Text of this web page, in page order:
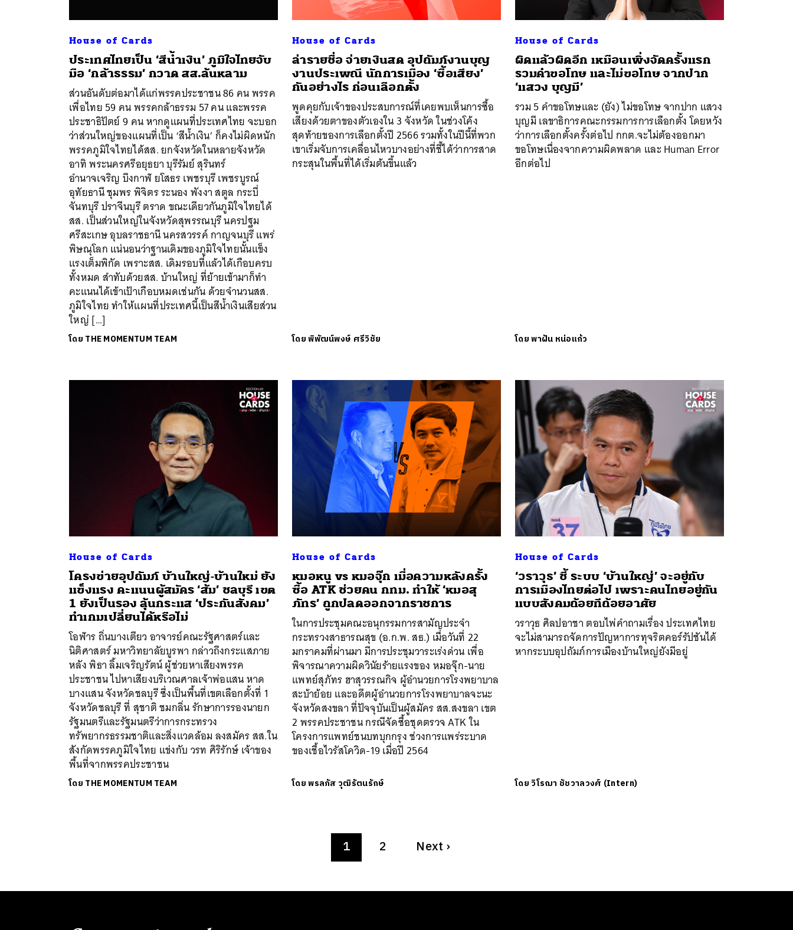
House of Cards
ประเทศไทยเป็น ‘สีน้ำเงิน’ ภูมิใจไทยจับ
มือ ‘กล้าธรรม’ กวาด สส.ล้นหลาม
ส่วนอันดับต่อมาได้แก่พรรคประชาชน 86 คน พรรค
เพื่อไทย 59 คน พรรคกล้าธรรม 57 คน และพรรค
ประชาธิปัตย์ 9 คน หากดูแผนที่ประเทศไทย จะบอก
ว่าส่วนใหญ่ของแผนที่เป็น ‘สีน้ำเงิน’ ก็คงไม่ผิดหนัก
พรรคภูมิใจไทยได้สส. ยกจังหวัดในหลายจังหวัด
อาทิ พระนครศรีอยุธยา บุรีรัมย์ สุรินทร์
อำนาจเจริญ บึงกาฬ ยโสธร เพชรบุรี เพชรบูรณ์
อุทัยธานี ชุมพร พิจิตร ระนอง พังงา สตูล กระบี่
จันทบุรี ปราจีนบุรี ตราด ขณะเดียวกันภูมิใจไทยได้
สส. เป็นส่วนใหญ่ในจังหวัดสุพรรณบุรี นครปฐม
ศรีสะเกษ อุบลราชธานี นครสวรรค์ กาญจนบุรี แพร่
พิษณุโลก แน่นอนว่าฐานเดิมของภูมิใจไทยนั้นแข็ง
แรงเต็มพิกัด เพราะสส. เดิมรอบที่แล้วได้เกือบครบ
ทั้งหมด สำทับด้วยสส. บ้านใหญ่ ที่ย้ายเข้ามาก็ทำ
คะแนนได้เข้าเป้าเกือบหมดเช่นกัน ด้วยจำนวนสส.
ภูมิใจไทย ทำให้แผนที่ประเทศนี้เป็นสีน้ำเงินเสียส่วน
ใหญ่ […]
โดย THE MOMENTUM TEAM
House of Cards
ล่ารายชื่อ จ่ายเงินสด อุปถัมภ์งานบุญ
งานประเพณี นักการเมือง ‘ซื้อเสียง’
กันอย่างไร ก่อนเลือกตั้ง
พูดคุยกับเจ้าของประสบการณ์ที่เคยพบเห็นการซื้อ
เสียงด้วยตาของตัวเองใน 3 จังหวัด ในช่วงโค้ง
สุดท้ายของการเลือกตั้งปี 2566 รวมทั้งในปีนี้ที่พวก
เขาเริ่มจับการเคลื่อนไหวบางอย่างที่ชี้ได้ว่าการสาด
กระสุนในพื้นที่ได้เริ่มต้นขึ้นแล้ว
โดยพิพัฒน์พงษ์ ศรีวิชัย
House of Cards
ผิดแล้วผิดอีก เหมือนเพิ่งจัดครั้งแรก
รวมคำขอโทษ และไม่ขอโทษ จากปาก
‘แสวง บุญมี’
รวม 5 คำขอโทษและ (ยัง) ไม่ขอโทษ จากปาก แสวง
บุญมี เลขาธิการคณะกรรมการการเลือกตั้ง โดยหวัง
ว่าการเลือกตั้งครั้งต่อไป กกต.จะไม่ต้องออกมา
ขอโทษเนื่องจากความผิดพลาด และ Human Error
อีกต่อไป
โดยพาฝัน หน่อแก้ว
House of Cards
โครงข่ายอุปถัมภ์ บ้านใหญ่-บ้านใหม่ ยัง
แข็งแรง คะแนนผู้สมัคร ‘ส้ม’ ชลบุรี เขต
1 ยังเป็นรอง ลุ้นกระแส ‘ประกันสังคม’
ทำเกมเปลี่ยนได้หรือไม่
โอฬาร ถิ่นบางเตียว อาจารย์คณะรัฐศาสตร์และ
นิติศาสตร์ มหาวิทยาลัยบูรพา กล่าวถึงกระแสภาย
หลัง พิธา ลิ้มเจริญรัตน์ ผู้ช่วยหาเสียงพรรค
ประชาชน ไปหาเสียงบริเวณศาลเจ้าพ่อแสน หาด
บางแสน จังหวัดชลบุรี ซึ่งเป็นพื้นที่เขตเลือกตั้งที่ 1
จังหวัดชลบุรี ที่ สุชาติ ชมกลิ่น รักษาการรองนายก
รัฐมนตรีและรัฐมนตรีว่าการกระทรวง
ทรัพยากรธรรมชาติและสิ่งแวดล้อม ลงสมัคร สส.ใน
สังกัดพรรคภูมิใจไทย แข่งกับ วรท ศิริรักษ์ เจ้าของ
พื้นที่จากพรรคประชาชน
โดย THE MOMENTUM TEAM
House of Cards
หมอหนู vs หมอจุ๊ก เมื่อความหลังครั้ง
ซื้อ ATK ช่วยคน กทม. ทำให้ ‘หมอสุ
ภัทร’ ถูกปลดออกจากราชการ
ในการประชุมคณะอนุกรรมการสามัญประจำ
กระทรวงสาธารณสุข (อ.ก.พ. สธ.) เมื่อวันที่ 22
มกราคมที่ผ่านมา มีการประชุมวาระเร่งด่วน เพื่อ
พิจารณาความผิดวินัยร้ายแรงของ หมอจุ๊ก-นาย
แพทย์สุภัทร ฮาสุวรรณกิจ ผู้อำนวยการโรงพยาบาล
สะบ้าย้อย และอดีตผู้อำนวยการโรงพยาบาลจะนะ
จังหวัดสงขลา ที่ปัจจุบันเป็นผู้สมัคร สส.สงขลา เขต
2 พรรคประชาชน กรณีจัดซื้อชุดตรวจ ATK ใน
โครงการแพทย์ชนบทบุกกรุง ช่วงการแพร่ระบาด
ของเชื้อไวรัสโควิด-19 เมื่อปี 2564
โดยพรลภัส วุฒิรัตนรักษ์
House of Cards
‘วราวุธ’ ชี้ ระบบ ‘บ้านใหญ่’ จะอยู่กับ
การเมืองไทยต่อไป เพราะคนไทยอยู่กัน
แบบสังคมถ้อยทีถ้อยอาศัย
วราวุธ ศิลปอาชา ตอบไพ่คำถามเรื่อง ประเทศไทย
จะไม่สามารถจัดการปัญหาการทุจริตคอร์รัปชันได้
หากระบบอุปถัมภ์การเมืองบ้านใหญ่ยังมีอยู่
โดยวิโรฌา ชัชวาลวงศ์ (Intern)
1 2 Next ›
SHARE TWEET LINE EMAIL